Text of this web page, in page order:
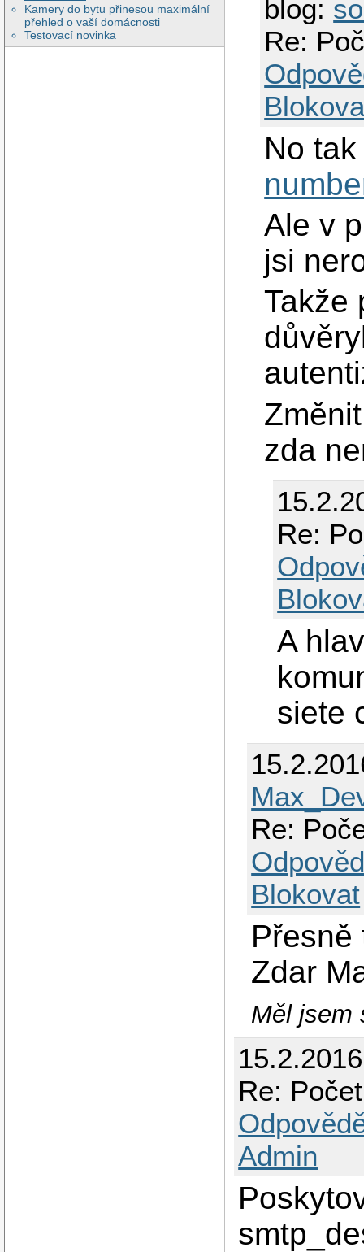
Kamery do bytu přinesou maximální
přehled o vaší domácnosti
Testovací novinka
blog:
Re:
No
Ale v
jsi
Takže
zda
Re:
A
siete
Re:
Blokovat
Přesně
Zdar
Měl jsem
Re:
Admin